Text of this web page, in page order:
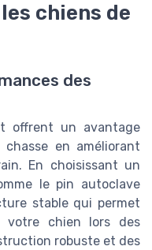
chiens de
des
offrent un avantage
en améliorant
En choisissant un
le pin autoclave
stable qui permet
votre chien lors des
robuste et des